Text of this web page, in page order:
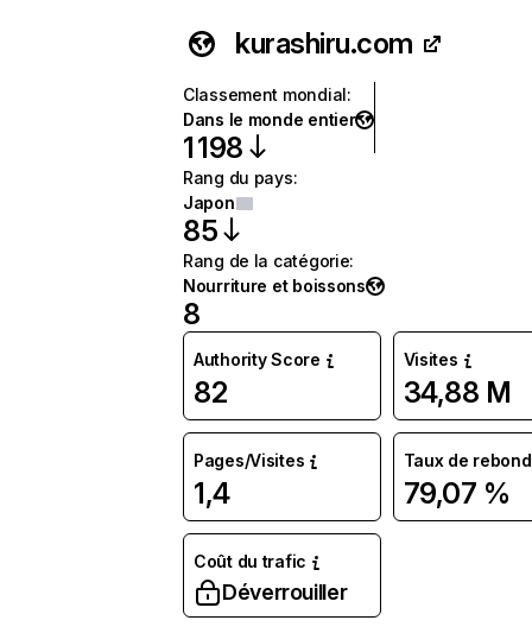
kurashiru.com
Classement mondial:
Dans le monde entier
1 198
Rang du pays:
Japon
85
Rang de la catégorie:
Nourriture et boissons
8
Authority Score
82
Visites
34,88 M
Pages/Visites
1,4
Taux de rebond
79,07 %
Coût du trafic
Déverrouiller